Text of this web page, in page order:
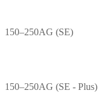
150–250AG (SE)
150–250AG (SE - Plus)